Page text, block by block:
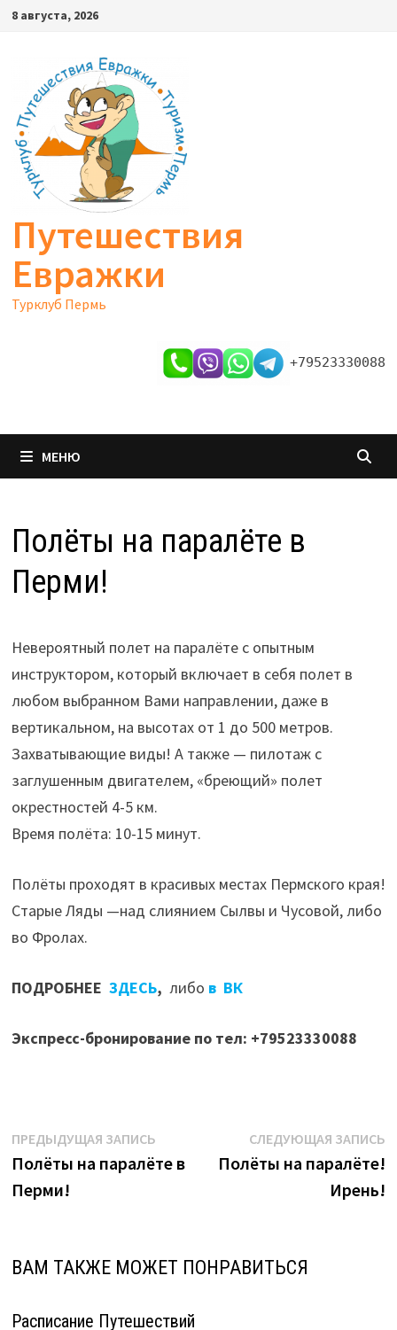
Перейти
содержимому
8 августа, 2026
Путешествия
Евражки
Турклуб Пермь
+79523330088
МЕНЮ
Полёты на паралёте в
Перми!
Невероятный полет на паралёте с опытным
инструктором, который включает в себя полет в
любом выбранном Вами направлении, даже в
вертикальном, на высотах от 1 до 500 метров.
Захватывающие виды! А также — пилотаж с
заглушенным двигателем, «бреющий» полет
окрестностей 4-5 км.
Время полёта: 10-15 минут.
Полёты проходят в красивых местах Пермского края!
Старые Ляды —над слиянием Сылвы и Чусовой, либо
во Фролах.
ПОДРОБНЕЕ ЗДЕСЬ, либо в ВК
Экспресс-бронирование по тел: +79523330088
Навигация
по
записям
ПРЕДЫДУЩАЯ ЗАПИСЬПредыдущая
запись:
Полёты на паралёте в
Перми!
СЛЕДУЮЩАЯ ЗАПИСЬ
Полёты на паралёте!
Ирень!
ВАМ ТАКЖЕ МОЖЕТ ПОНРАВИТЬСЯ
Расписание Путешествий